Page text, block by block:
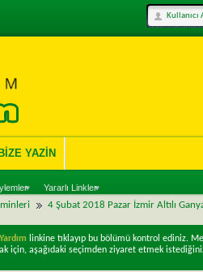
Yararlı Linkler
BIZE YAZIN
4 Şubat 2018 Pazar İzmir Altılı
Yardım linkine tıklayıp bu bölümü kontrol ediniz.
için, aşağıdaki seçimden ziyaret etmek